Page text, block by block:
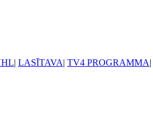
| LASĪTAVA| TV4 PROGRAMMA|